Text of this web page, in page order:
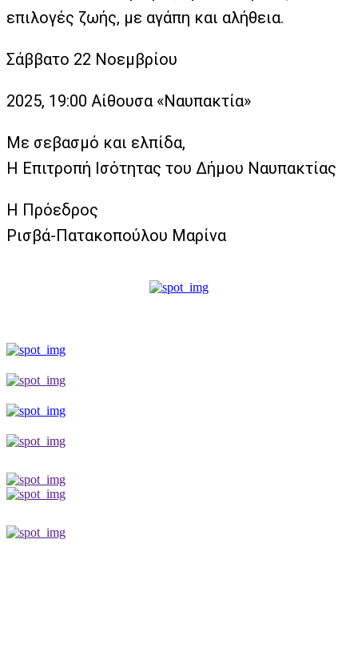
επιλογές ζωής, με αγάπη και αλήθεια.
Σάββατο 22 Νοεμβρίου
2025, 19:00 Αίθουσα «Ναυπακτία»
Με σεβασμό και ελπίδα,
Η Επιτροπή Ισότητας του Δήμου Ναυπακτίας
Η Πρόεδρος
Ρισβά-Πατακοπούλου Μαρίνα